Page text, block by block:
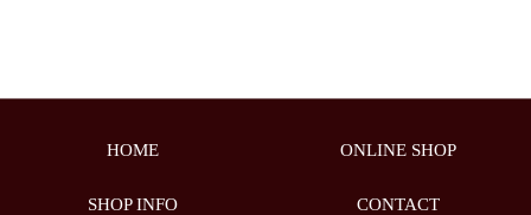
HOME ONLINE SHOP
SHOP INFO CONTACT